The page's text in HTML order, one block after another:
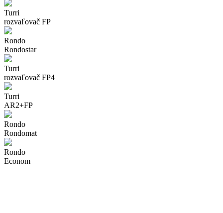
Turri
rozvaľovač FP
Rondo
Rondostar
Turri
rozvaľovač FP4
Turri
AR2+FP
Rondo
Rondomat
Rondo
Econom